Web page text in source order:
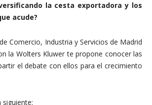
la cesta exportadora y los
acude?
Comercio, Industria y Servicios de Madrid
la Wolters Kluwer te propone conocer las
el debate con ellos para el crecimiento
siguiente: